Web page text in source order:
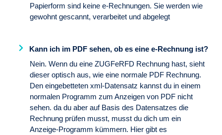
Papierform sind keine e-Rechnungen. Sie werden wie
gewohnt gescannt, verarbeitet und abgelegt
Kann ich im PDF sehen, ob es eine e-Rechnung ist?
Nein. Wenn du eine ZUGFeRFD Rechnung hast, sieht
dieser optisch aus, wie eine normale PDF Rechnung.
Den eingebetteten xml-Datensatz kannst du in einem
normalen Programm zum Anzeigen von PDF nicht
sehen. da du aber auf Basis des Datensatzes die
Rechnung prüfen musst, musst du dich um ein
Anzeige-Programm kümmern. Hier gibt es